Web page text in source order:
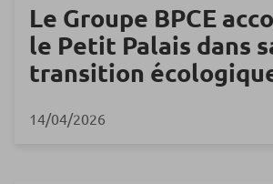
Le Groupe BPCE
le Petit Palais dans
transition
14/04/2026